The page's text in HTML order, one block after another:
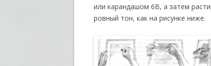
или карандашом 6В, а затем
ровный тон, как на рисунке ниже.